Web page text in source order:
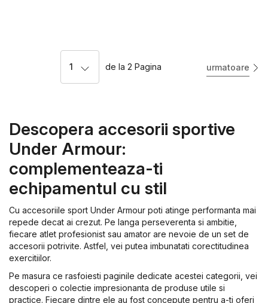
1 de la 2 Pagina urmatoare
Descopera accesorii sportive
Under Armour:
complementeaza-ti
echipamentul cu stil
Cu accesoriile sport Under Armour poti atinge performanta mai
repede decat ai crezut. Pe langa perseverenta si ambitie,
fiecare atlet profesionist sau amator are nevoie de un set de
accesorii potrivite. Astfel, vei putea imbunatati corectitudinea
exercitiilor.
Pe masura ce rasfoiesti paginile dedicate acestei categorii, vei
descoperi o colectie impresionanta de produse utile si
practice. Fiecare dintre ele au fost concepute pentru a-ti oferi